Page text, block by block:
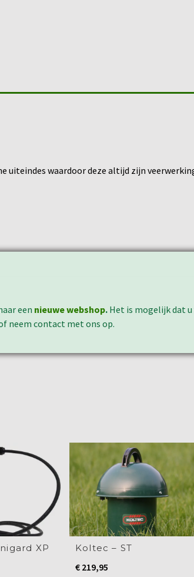
uiteindes waardoor deze altijd zijn
XP Koltec – ST
€ 219,95
een nieuwe webshop.Het is mogelijk dat u
neem contact met ons op.